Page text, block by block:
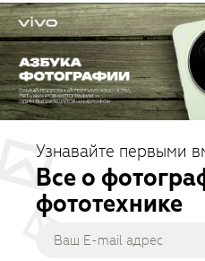
Узнавайте первыми
Все о
фототехнике